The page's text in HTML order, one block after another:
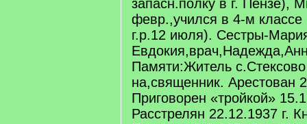
запасн.полку в г. Пензе),
февр.,учился в 4-м
г.р.12 июля). Сестры-
Памяти:Житель
на,священник. Арестован
Приговорен «тройкой»
Расстрелян 22.12.1937 г.